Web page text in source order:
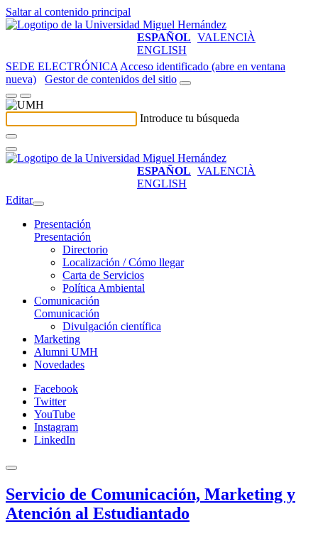
Saltar al contenido principal
ESPAÑOL VALENCIÀ
ENGLISH
SEDE ELECTRÓNICA Acceso identificado (abre en ventana
nueva)
Gestor de contenidos del sitio
Introduce tu búsqueda
ESPAÑOL VALENCIÀ
ENGLISH
Editar
Presentación
Presentación
Directorio
Localización / Cómo llegar
Carta de Servicios
Política Ambiental
Comunicación
Comunicación
Divulgación científica
Marketing
Alumni UMH
Novedades
Facebook
Twitter
YouTube
Instagram
LinkedIn
Servicio de Comunicación, Marketing y
Atención al Estudiantado